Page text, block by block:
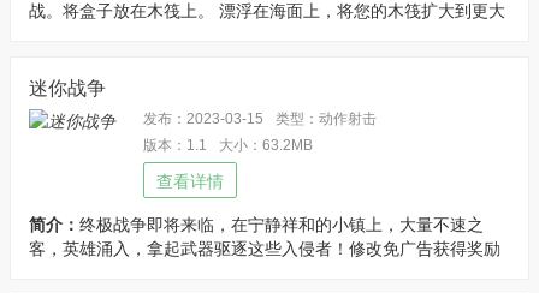
战。将盒子放在木筏上。 漂浮在海面上，将您的木筏扩大到更大
迷你战争
发布：2023-03-15
类型：动作射击
版本：1.1
大小：63.2MB
查看详情
简介： 终极战争即将来临，在宁静祥和的小镇上，大量不速之
客，英雄涌入，拿起武器驱逐这些入侵者！修改免广告获得奖励